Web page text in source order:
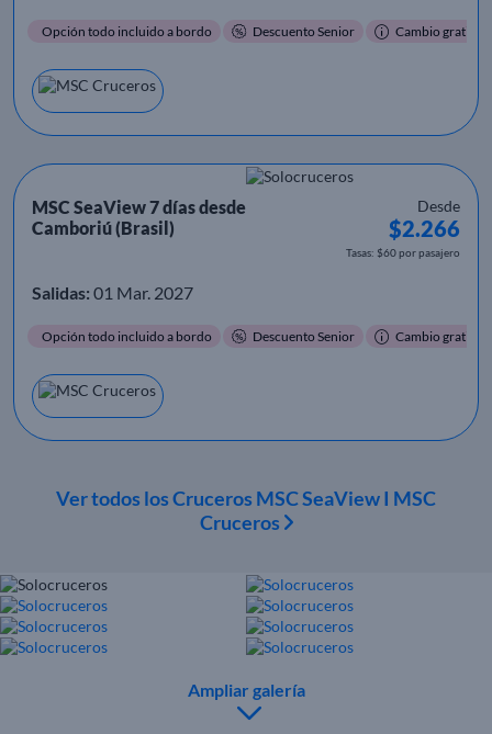
Opción todo incluido a bordo Descuento Senior Cambio gratis
MSC SeaView 7 días desde
Camboriú (Brasil)
Desde
$2.266
Tasas: $60 por pasajero
Salidas: 01 Mar. 2027
Opción todo incluido a bordo Descuento Senior Cambio gratis
Ver todos los Cruceros MSC SeaView I MSC
Cruceros
Ampliar galería